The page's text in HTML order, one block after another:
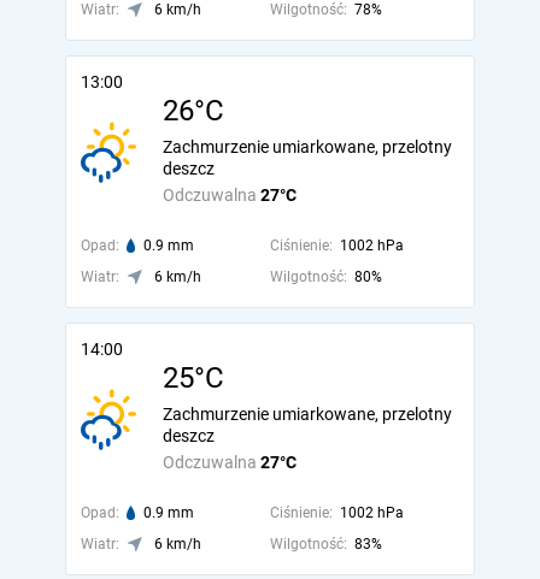
Wiatr:
6 km/h Wilgotność: 78%
13:00
26°C
Odczuwalna 27°C
Zachmurzenie umiarkowane, przelotny
deszcz
Opad: 0.9 mm Ciśnienie: 1002 hPa
Wiatr:
6 km/h Wilgotność: 80%
14:00
25°C
Odczuwalna 27°C
Zachmurzenie umiarkowane, przelotny
deszcz
Opad: 0.9 mm Ciśnienie: 1002 hPa
Wiatr:
6 km/h Wilgotność: 83%